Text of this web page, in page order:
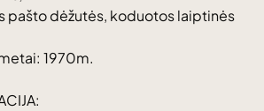
pašto dėžutės, koduotos laiptinės
1970m.